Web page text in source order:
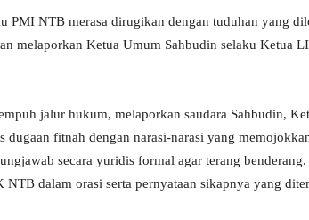
PMI NTB merasa dirugikan dengan tuduhan yang
melaporkan Ketua Umum Sahbudin selaku Ketua
jalur hukum, melaporkan saudara Sahbudin,
dugaan fitnah dengan narasi-narasi yang
secara yuridis formal agar terang
dalam orasi serta pernyataan sikapnya yang